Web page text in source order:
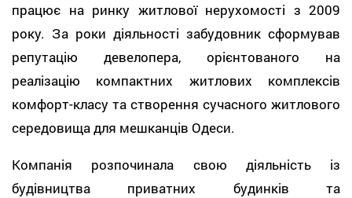
працює на ринку житлової нерухомості з 2009
року. За роки діяльності забудовник сформував
репутацію девелопера, орієнтованого на
реалізацію компактних житлових комплексів
комфорт-класу та створення сучасного житлового
середовища для мешканців Одеси.
Компанія розпочинала свою діяльність із
будівництва приватних будинків та